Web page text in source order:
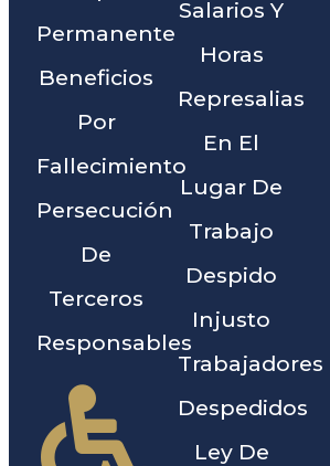
Permanente
Beneficios
Por
Fallecimiento
Persecución
De
Terceros
Responsables
Salarios Y
Horas
Represalias
En El
Lugar De
Trabajo
Despido
Injusto
Trabajadores
Despedidos
Ley De